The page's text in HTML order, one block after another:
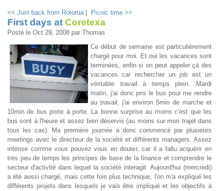
<< Just back from Rotorua| Picnic time >>
First days at Coretexa
Posté le Oct 29, 2008 par Thomas
Ce début de semaine est particulièrement
chargé pour moi. Et oui les vacances sont
terminées, enfin si on peut appeler çà des
vacances car rechercher un job est un
véritable travail à temps plein. Mardi
matin, j'ai donc pris le bus pour me rendre
au travail, j'ai environ 5min de marche et
10min de bus porte à porte. La bonne surprise au moins c'est que les
bus sont à l'heure et assez bien déservis (au moins sur mon trajet dans
tous les cas). Ma première journée a donc commencé par plusieurs
meetings avec le directeur de la société et différents managers. Assez
intense comme vous pouvez vous en douter, car il a fallu acquérir en
très peu de temps les principes de base de la finance et comprendre le
secteur d'activité dans lequel la société interagit. Aujourd'hui (mercredi)
a été aussi chargé, mais cette fois plus technique, l'on m'a expliqué les
différents projets dans lesquels je vais être impliqué et les objectifs à